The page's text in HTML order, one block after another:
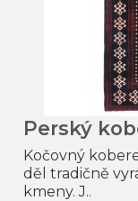
Perský
Kočovný
děl tradičně
kmeny. J..